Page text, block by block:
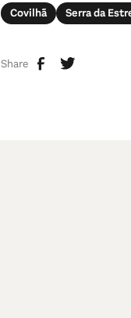
Covilhã Serra da
Share